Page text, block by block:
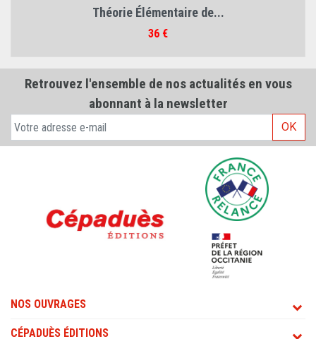
Théorie Élémentaire de...
Prix
36 €
Retrouvez l'ensemble de nos actualités en vous
abonnant à la newsletter
OK
NOS OUVRAGES
CÉPADUÈS ÉDITIONS